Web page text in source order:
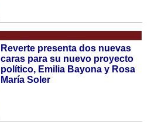
Reverte presenta dos nuevas
caras para su nuevo proyecto
político, Emilia Bayona y Rosa
María Soler